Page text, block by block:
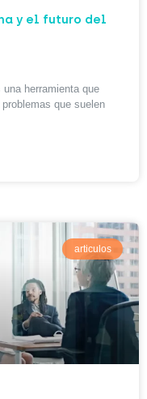
y el futuro del
herramienta que
que suelen
articulos